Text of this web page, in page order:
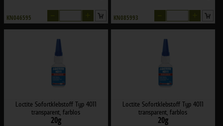
KN046595 KN085993
Loctite Sofortklebstoff Typ 4011
transparent, farblos
20g
Loctite Sofortklebstoff Typ 4011
transparent, farblos
20g